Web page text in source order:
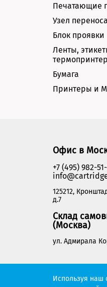
Печатающие
Узел
Блок проявки
Ленты,
Бумага
Принтеры и
Офис в
+7 (495) 982-
125212,
д.7
Склад
(Москва)
ул. Адмирала
Cartridge.ru
Используя наш